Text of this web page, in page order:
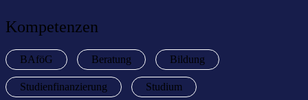
Kompetenzen
BAföG Beratung Bildung
Studienfinanzierung Studium